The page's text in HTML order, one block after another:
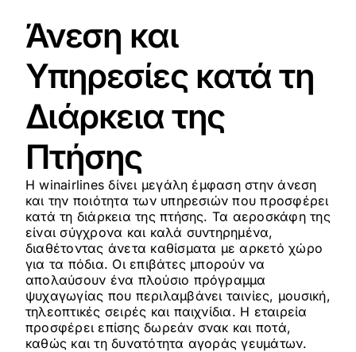
Άνεση και
Υπηρεσίες κατά τη
Διάρκεια της
Πτήσης
Η winairlines δίνει μεγάλη έμφαση στην άνεση
και την ποιότητα των υπηρεσιών που προσφέρει
κατά τη διάρκεια της πτήσης. Τα αεροσκάφη της
είναι σύγχρονα και καλά συντηρημένα,
διαθέτοντας άνετα καθίσματα με αρκετό χώρο
για τα πόδια. Οι επιβάτες μπορούν να
απολαύσουν ένα πλούσιο πρόγραμμα
ψυχαγωγίας που περιλαμβάνει ταινίες, μουσική,
τηλεοπτικές σειρές και παιχνίδια. Η εταιρεία
προσφέρει επίσης δωρεάν σνακ και ποτά,
καθώς και τη δυνατότητα αγοράς γευμάτων.